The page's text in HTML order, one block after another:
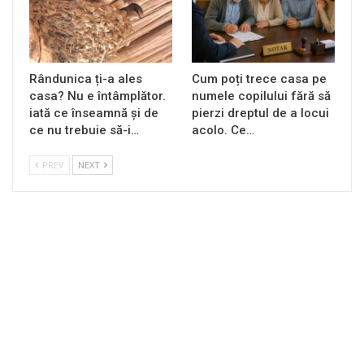
Rândunica ți-a ales
casa? Nu e întâmplător.
iată ce înseamnă și de
ce nu trebuie să-i…
Cum poți trece casa pe
numele copilului fără să
pierzi dreptul de a locui
acolo. Ce…
PREV NEXT